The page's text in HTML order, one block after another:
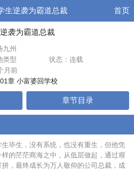
生逆袭为霸道总裁 首页
袭为霸道总裁
九州
类型
状态：连载
月前
章 小富婆回学校
章节目录
毕生，没有系统，也没有重生，但他凭
的茫茫商海之中，从低层做起，通过艰
，最终成长为万人敬仰的公司总裁，成